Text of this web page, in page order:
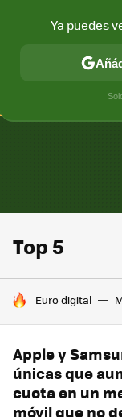
CONECTIVIDAD
Top 5
HOY SE HABLA DE
Euro digital
Apple y
únicas que
cuota en un
móvil que no
Ya puedes